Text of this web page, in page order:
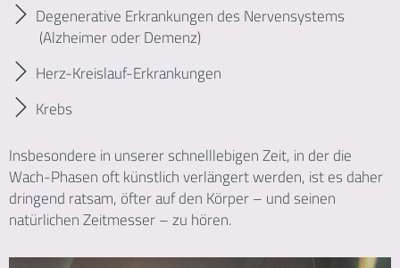
Degenerative Erkrankungen des Nervensystems
(Alzheimer oder Demenz)
Herz-Kreislauf-Erkrankungen
Krebs
Insbesondere in unserer schnelllebigen Zeit, in der die
Wach-Phasen oft künstlich verlängert werden, ist es daher
dringend ratsam, öfter auf den Körper – und seinen
natürlichen Zeitmesser – zu hören.